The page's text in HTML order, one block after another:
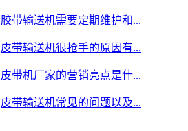
胶带输送机需要定期维护和...
皮带输送机很抢手的原因有...
皮带机厂家的营销亮点是什...
皮带输送机常见的问题以及...